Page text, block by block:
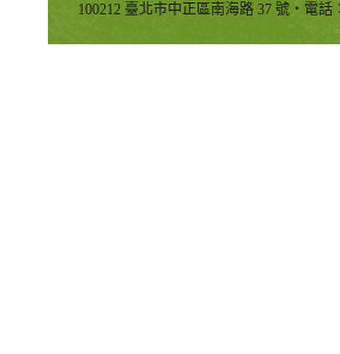
100212 臺北市中正區南海路 37 號‧電